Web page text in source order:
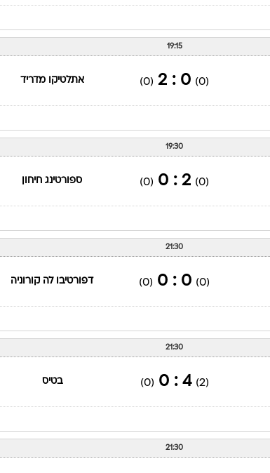
19:15
(0)
0 : 2
(0) אתלטיקו מדריד
19:30
(0)
2 : 0
(0) ספורטינג חיחון
21:30
(0)
0 : 0
(0) דפורטיבו לה קורוניה
21:30
(2)
4 : 0
(0) בטיס
21:30